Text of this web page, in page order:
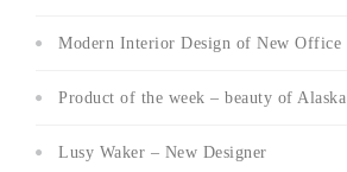
Modern Interior Design of New Office
Product of the week – beauty of Alaska
Lusy Waker – New Designer